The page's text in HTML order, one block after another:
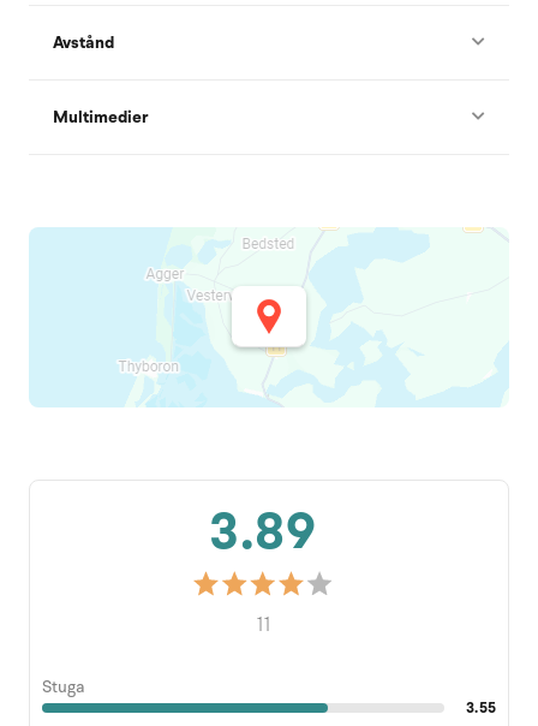
Avstånd
Multimedier
3.89
11
Stuga
3.55